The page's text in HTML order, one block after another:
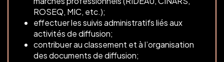
ROSEQ, MIC, etc.);
effectuer les suivis administratifs liés aux
activités de diffusion;
contribuer au classement et à l’organisation
des documents de diffusion;